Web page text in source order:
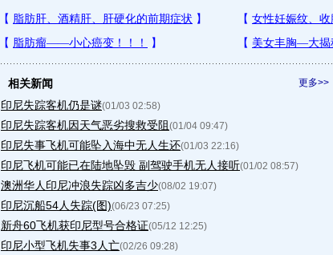
更多>>
相关新闻
印尼失踪客机仍是谜(01/03 02:58)
印尼失踪客机因天气恶劣搜救受阻(01/04 09:47)
印尼失事飞机可能坠入海中无人生还(01/03 22:16)
印尼飞机可能已在陆地坠毁 副驾驶手机无人接听(01/02 08:57)
澳洲华人印尼冲浪失踪凶多吉少(08/02 19:07)
印尼沉船54人失踪(图)(06/23 07:25)
新舟60飞机获印尼型号合格证(05/12 12:25)
印尼小型飞机失事3人亡(02/26 09:28)